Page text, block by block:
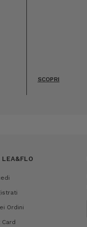
SCOPRI
LEA&FLO
Ordini
Card